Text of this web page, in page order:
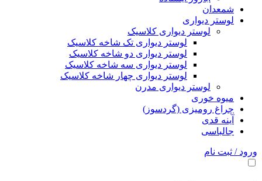
شمعدان
لوستر دیواری
لوستر دیواری کلاسیک
لوستر دیواری تک شاخه کلاسیک
لوستر دیواری دو شاخه کلاسیک
لوستر دیواری سه شاخه کلاسیک
لوستر دیواری چهار شاخه کلاسیک
لوستر دیواری مدرن
میوه خوری
چراغ رومیزی (گردسوز)
آینه قدی
جالباسی
ورود / ثبت نام